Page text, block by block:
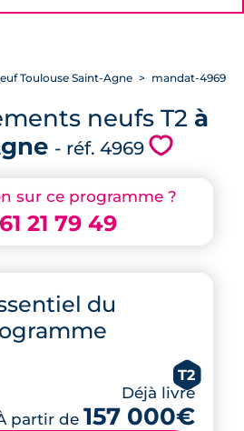
sur ce programme ?
21 79 49
du
T2
Déjà livré
partir de 157 000€
Toulouse Saint-Agne mandat-4969
neufs T2 à
- réf. 4969 💗